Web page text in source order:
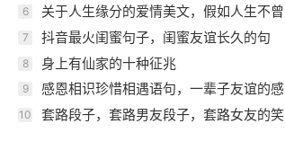
6
关于人生缘分的爱情美文，假如人生不曾
7
抖音最火闺蜜句子，闺蜜友谊长久的句
8 身上有仙家的十种征兆
9
感恩相识珍惜相遇语句，一辈子友谊的感
10
套路段子，套路男友段子，套路女友的笑